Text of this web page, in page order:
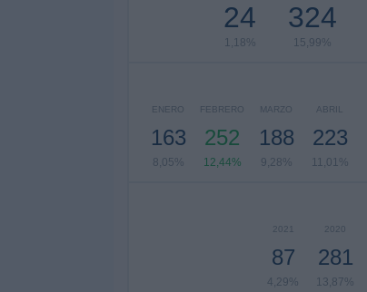
24
1,18%
324
15,99%
ENERO
163
8,05%
FEBRERO
252
12,44%
MARZO
188
9,28%
ABRIL
223
11,01%
2021
87
4,29%
2020
281
13,87%